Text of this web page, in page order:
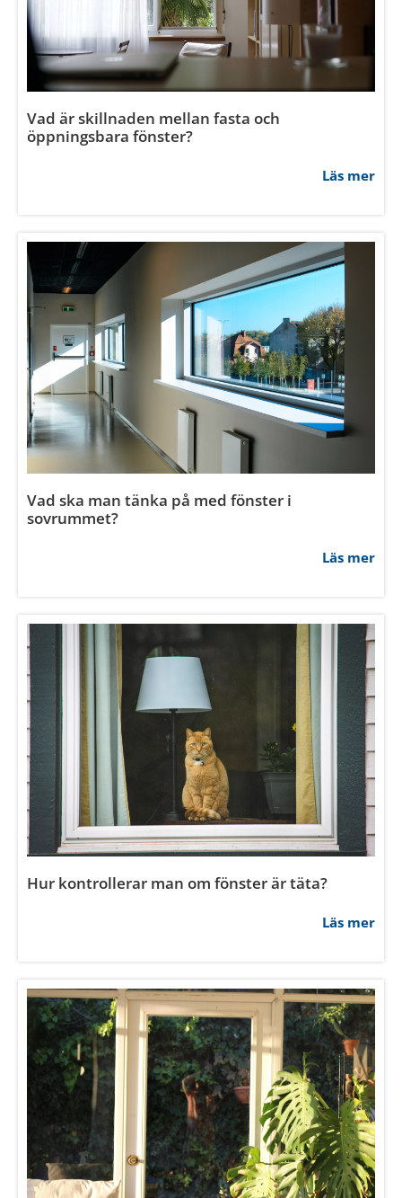
Samtycke Information Om
Denna webbplats använder cookies
Vad är skillnaden mellan fasta och
öppningsbara fönster?
Läs mer
Vad ska man tänka på med fönster i
sovrummet?
Läs mer
Hur kontrollerar man om fönster är täta?
Läs mer